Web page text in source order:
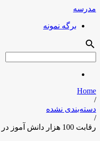
مدرسه
برگه نمونه
search
Home
/
دسته‌بندی نشده
/
رقابت 100 هزار دانش آموز در مسابقات درس هایی از قرآن